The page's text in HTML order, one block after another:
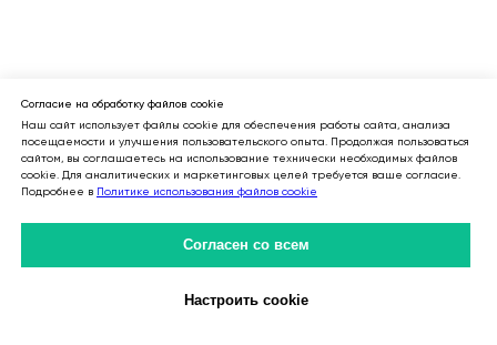
Согласие на обработку файлов cookie
Наш сайт использует файлы cookie для обеспечения работы сайта, анализа
посещаемости и улучшения пользовательского опыта. Продолжая пользоваться
сайтом, вы соглашаетесь на использование технически необходимых файлов
cookie. Для аналитических и маркетинговых целей требуется ваше согласие.
Подробнее в Политике использования файлов cookie
Согласен со всем
Настроить cookie